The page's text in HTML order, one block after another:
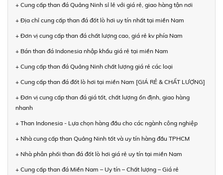
+ Cung cấp than đá Quảng Ninh sỉ lẻ với giá rẻ, giao hàng tận nơi
+ Địa chỉ cung cấp than đá đốt lò hơi uy tín nhất tại miền Nam
+ Đơn vị cung cấp than đá chất lượng cao, giá rẻ kv phía Nam
+ Bán than đá Indonesia nhập khẩu giá rẻ tại miền Nam
+ Cung cấp than đá Quảng Ninh chất lượng giá rẻ các loại
+ Cung cấp than đá đốt lò hơi tại miền Nam [GIÁ RẺ & CHẤT LƯỢNG]
+ Đơn vị cung cấp than đá giá tốt, chất lượng ổn định, giao hàng
nhanh
+ Than Indonesia - Lựa chọn hàng đầu cho các ngành công nghiệp
+ Nhà cung cấp than Quảng Ninh tốt và uy tín hàng đầu TPHCM
+ Nhà phân phối than đá đốt lò hơi giá rẻ uy tín tại miền Nam
+ Cung cấp than đá Miền Nam – Uy tín – Chất lượng – Giá rẻ